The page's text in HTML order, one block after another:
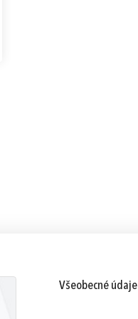
Všeobecné údaje